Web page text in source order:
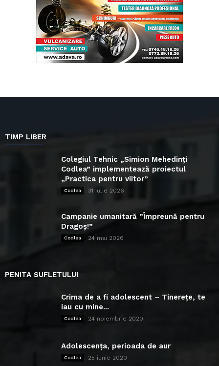
TIMP LIBER
Colegiul Tehnic „Simion Mehedinți
Codlea” implementează proiectul
„Practica pentru viitor”
Codlea 31 iulie 2026
Campanie umanitară ”Împreună pentru
Dragoș!”
Codlea 24 mai 2026
PENITA SUFLETULUI
Crima de a fi adolescent – Tinerețe, te
iau cu mine...
Codlea 24 noiembrie 2020
Adolescența, perioada de aur
Codlea 25 iunie 2020